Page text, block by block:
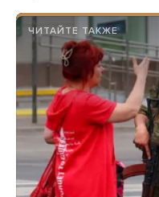
ЧИТАЙТЕ ТАКЖЕ